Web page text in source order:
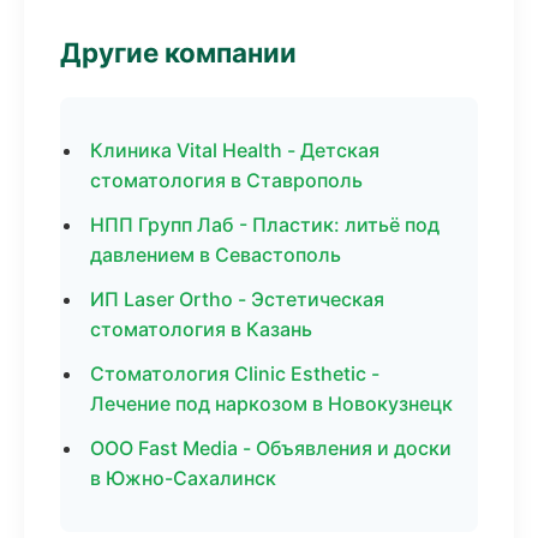
Другие компании
Клиника Vital Health - Детская
стоматология в Ставрополь
НПП Групп Лаб - Пластик: литьё под
давлением в Севастополь
ИП Laser Ortho - Эстетическая
стоматология в Казань
Стоматология Clinic Esthetic -
Лечение под наркозом в Новокузнецк
ООО Fast Media - Объявления и доски
в Южно-Сахалинск